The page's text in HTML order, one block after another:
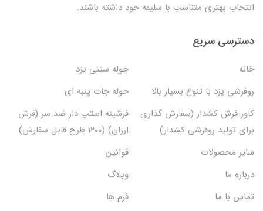
انتخاب بهتری متناسب با سلیقه خود داشته باشند.
دسترسی سریع
خانه
حوله سنتی یزد
روفرشی یزد با تنوع بسیار بالا
حوله جات پنبه ای
کاور فرش کشدار (سفارش گذاری
برای تولید روفرشی کشدار)
فرشینه استپ دار ضد سر (فرش
ارزان) (۱۲۰۰ طرح قابل سفارش)
سایر محصولات
قوانین
درباره ما
وبلاگ
تماس با ما
فرم ها